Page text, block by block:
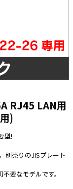
RJ45 LAN用
)
型!
別売りのJISプレート
要なモデルです。